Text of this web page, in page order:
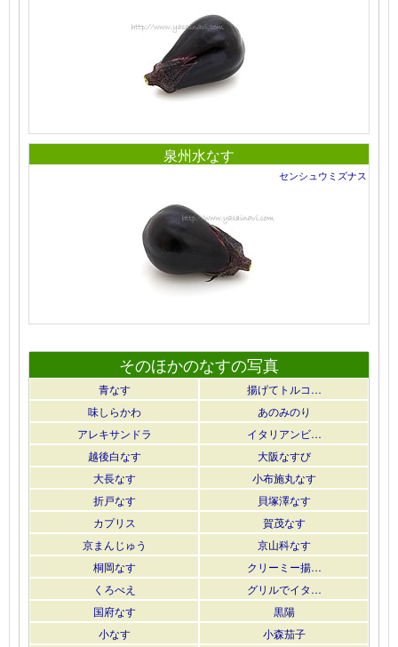
泉州水なす
センシュウミズナス
そのほかのなすの写真
青なす
揚げてトルコ…
味しらかわ
あのみのり
アレキサンドラ
イタリアンビ…
越後白なす
大阪なすび
大長なす
小布施丸なす
折戸なす
貝塚澤なす
カプリス
賀茂なす
京まんじゅう
京山科なす
桐岡なす
クリーミー揚…
くろべえ
グリルでイタ…
国府なす
黒陽
小なす
小森茄子